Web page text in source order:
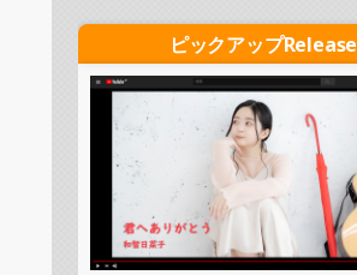
ピックアップRelease